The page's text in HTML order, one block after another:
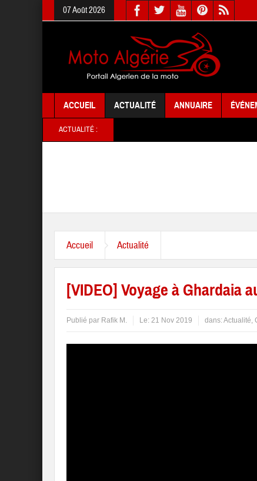
07 Août 2026
ACCUEIL ACTUALITÉ ANNUAIRE
ACTUALITÉ :
Accueil Actualité
[VIDEO] Voyage à Ghardaia
Publié par Rafik M. Le: 21 Nov 2019 dans:Actualité,